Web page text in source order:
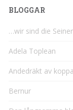
BLOGGAR
…wir sind die
Adela Toplean
Andedräkt av
Bernur